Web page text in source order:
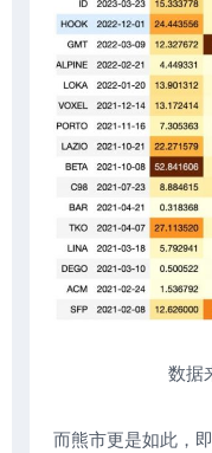
数据
而熊市更是如此，